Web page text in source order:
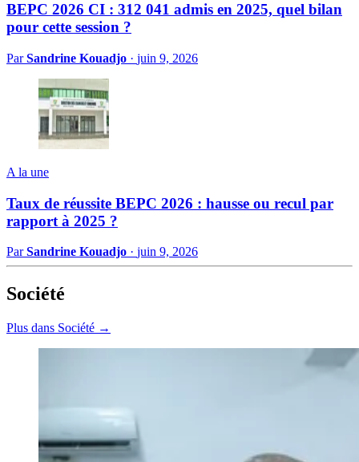
BEPC 2026 CI : 312 041 admis en 2025, quel bilan
pour cette session ?
ParSandrine Kouadjo · juin 9, 2026
A la une
Taux de réussite BEPC 2026 : hausse ou recul par
rapport à 2025 ?
ParSandrine Kouadjo · juin 9, 2026
Société
Plus dans Société →